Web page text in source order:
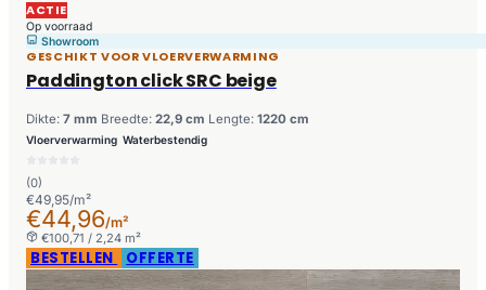
ACTIE
Op voorraad
Showroom
GESCHIKT VOOR VLOERVERWARMING
Paddington click SRC beige
Dikte: 7 mm Breedte: 22,9 cm Lengte: 1220 cm
Vloerverwarming Waterbestendig
(0)
€49,95/m²
€44,96/m²
€100,71 / 2,24 m²
BESTELLEN OFFERTE